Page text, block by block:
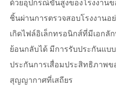
ด้วยอุปกรณ์ขั้นสูงของโรงงานข
ชิ้นผ่านการตรวจสอบโรงงานอ
เกิดไฟล์อิเล็กทรอนิกส์ที่มีเอก
ย้อนกลับได้ มีการรับประกันแบ
ประกันการเสื่อมประสิทธิภาพข
สุญญากาศที่เสถียร